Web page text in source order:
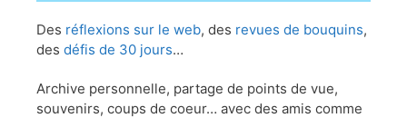
Des réflexions sur le web, des revues de bouquins,
des défis de 30 jours…
Archive personnelle, partage de points de vue,
souvenirs, coups de coeur… avec des amis comme